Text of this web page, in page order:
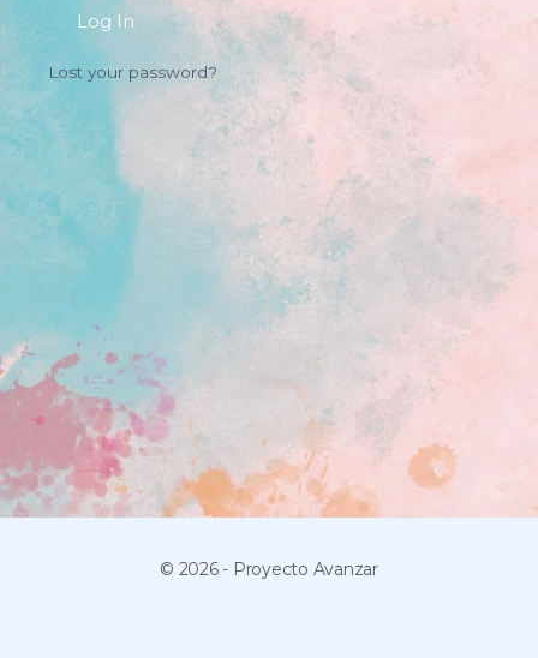
Log In
Lost your password?
© 2026 - Proyecto Avanzar